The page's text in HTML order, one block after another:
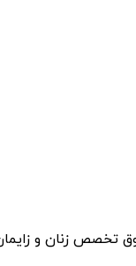
تخصص زنان و